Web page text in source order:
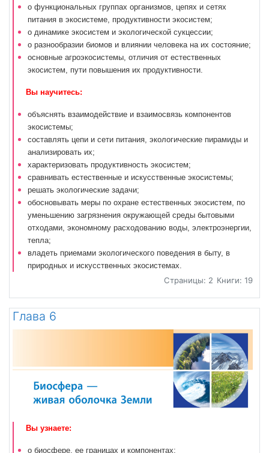
о функциональных группах организмов, цепях и сетях
питания в экосистеме, продуктивности экосистем;
о динамике экосистем и экологической сукцессии;
о разнообразии биомов и влиянии человека на их состояние;
основные агроэкосистемы, отличия от естественных
экосистем, пути повышения их продуктивности.
Вы научитесь:
объяснять взаимодействие и взаимосвязь компонентов
экосистемы;
составлять цепи и сети питания, экологические пирамиды и
анализировать их;
характеризовать продуктивность экосистем;
сравнивать естественные и искусственные экосистемы;
решать экологические задачи;
обосновывать меры по охране естественных экосистем, по
уменьшению загрязнения окружающей среды бытовыми
отходами, экономному расходованию воды, электроэнергии,
тепла;
владеть приемами экологического поведения в быту, в
природных и искусственных экосистемах.
Страницы: 2 Книги: 19
Глава 6
Вы узнаете:
о биосфере, ее границах и компонентах;